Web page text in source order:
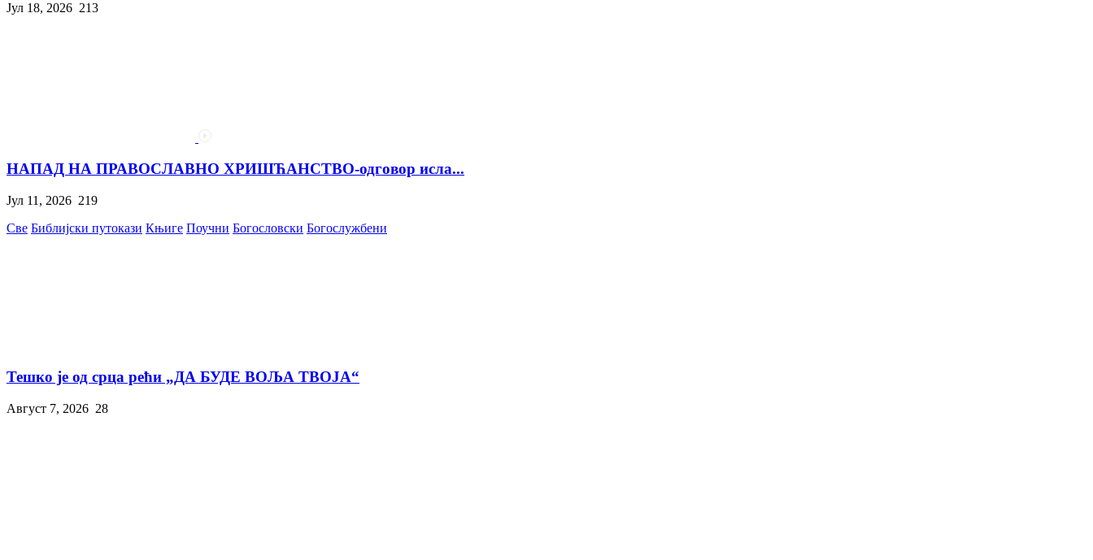
Јул 18, 2026 213
НАПАД НА ПРАВОСЛАВНО ХРИШЋАНСТВО-одговор исла...
Јул 11, 2026 219
Све Библијски путокази Књиге Поучни Богословски Богослужбени
Тешко је од срца рећи „ДА БУДЕ ВОЉА ТВОЈА“
Август 7, 2026 28